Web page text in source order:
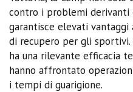
contro i problemi derivanti
garantisce elevati
di recupero per gli
ha una rilevante efficacia
hanno affrontato
i tempi di guarigione.